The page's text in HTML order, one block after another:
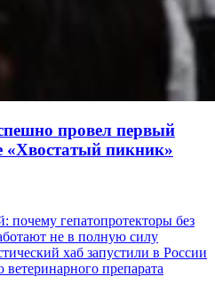
провел первый
«Хвостатый пикник»
почему гепатопротекторы без
не в полную силу
хаб запустили в России
препарата